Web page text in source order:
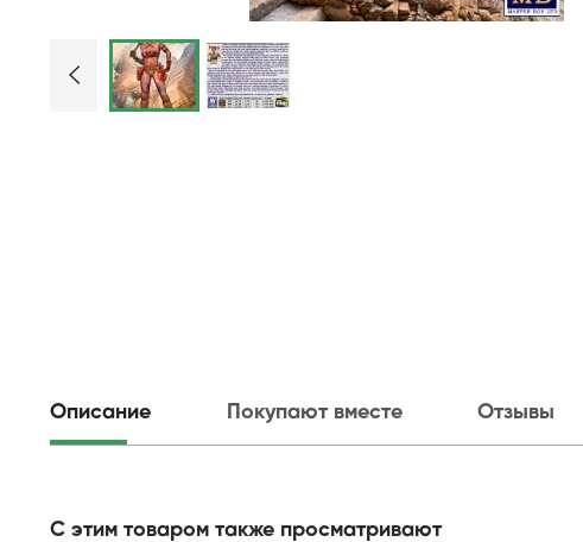
Описание Покупают вместе Отзывы
С этим товаром также просматривают